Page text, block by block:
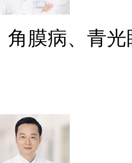
角膜病、青